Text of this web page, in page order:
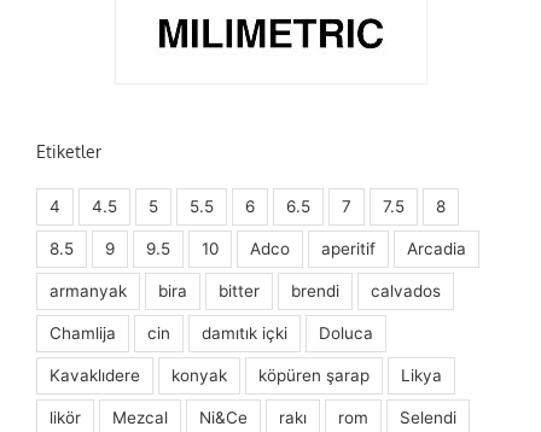
Etiketler
4 4.5 5 5.5 6 6.5 7 7.5 8
8.5 9 9.5 10 Adco aperitif Arcadia
armanyak bira bitter brendi calvados
Chamlija cin damıtık içki Doluca
Kavaklıdere konyak köpüren şarap Likya
likör Mezcal Ni&Ce rakı rom Selendi